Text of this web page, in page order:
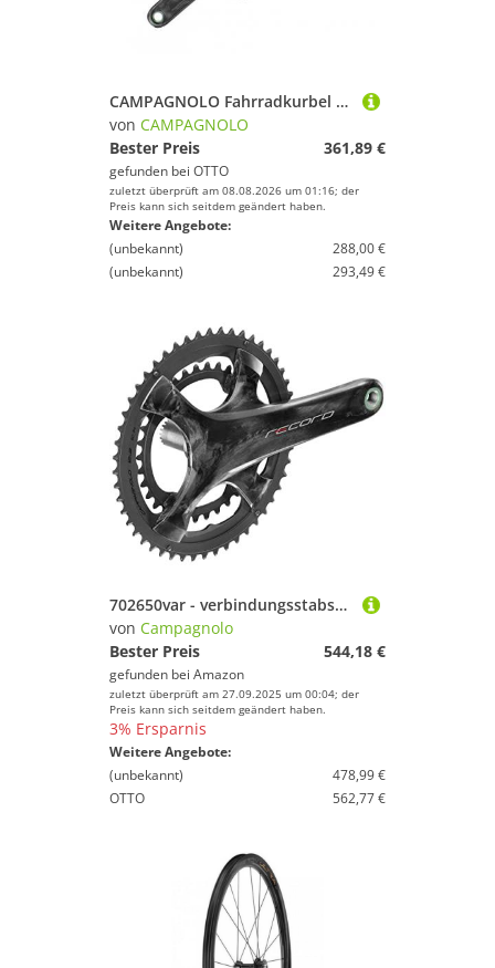
CAMPAGNOLO Fahrradkurbel Campagnolo Kurbelgarnitur Ekar 13s 13-Fach 40 Zähne 172.5mm nur für IC
von CAMPAGNOLO
Bester Preis
361,89 €
gefunden bei OTTO
zuletzt überprüft am 08.08.2026 um 01:16; der
Preis kann sich seitdem geändert haben.
Weitere Angebote:
(unbekannt)
288,00 €
(unbekannt)
293,49 €
702650var - verbindungsstabsatz record car ultra torque 12v 34-50t MESSEN 175 MM
von Campagnolo
Bester Preis
544,18 €
gefunden bei Amazon
zuletzt überprüft am 27.09.2025 um 00:04; der
Preis kann sich seitdem geändert haben.
3% Ersparnis
Weitere Angebote:
(unbekannt)
478,99 €
OTTO
562,77 €